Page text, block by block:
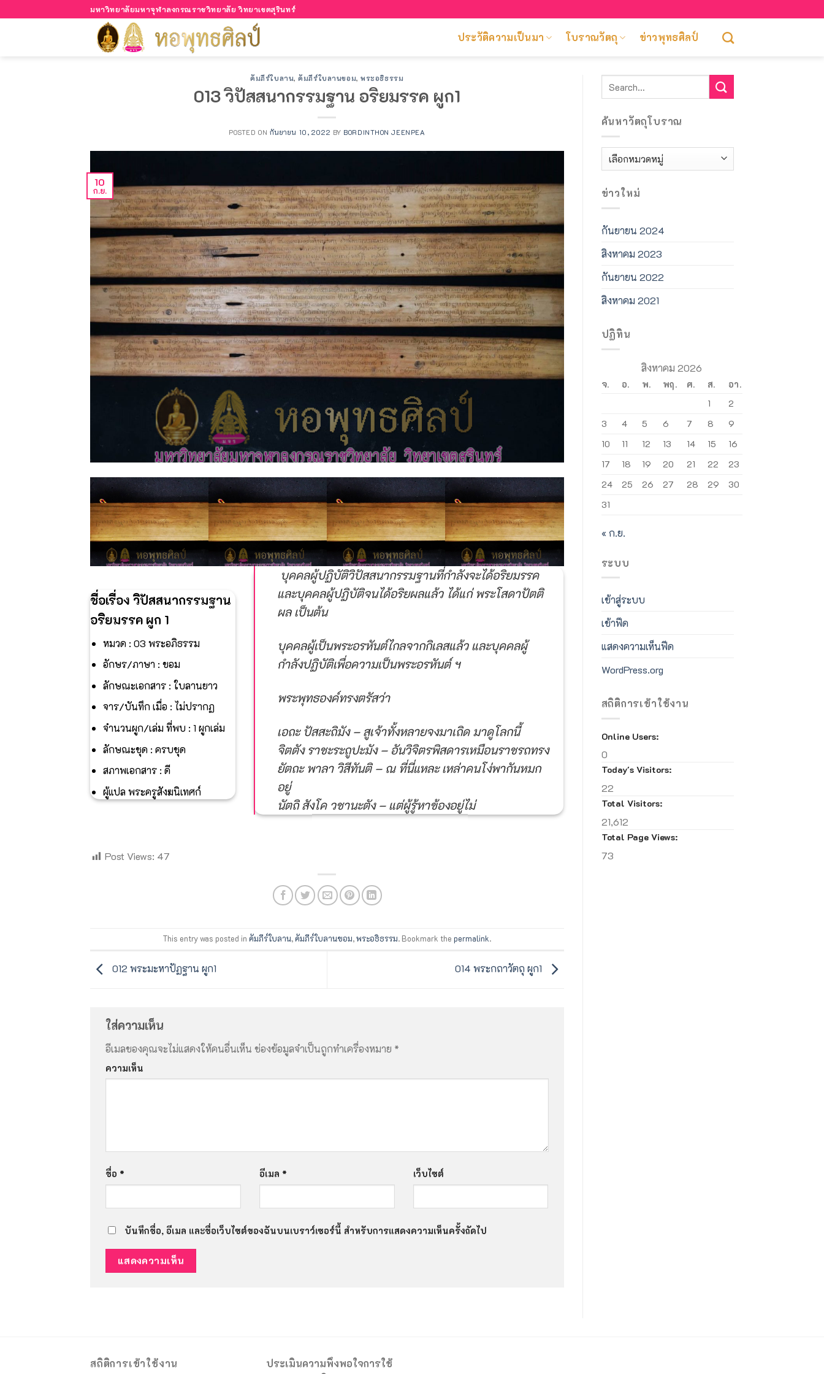
to
มหาวิทยาลัยมหาจุฬาลงกรณราชวิทยาลัย วิทยาเขตสุรินทร์
ประวัติความเป็นมา โบราณวัตถุ ข่าวพุทธศิลป์
คัมภีร์ใบลาน,คัมภีร์ใบลานขอม,พระอธิธรรม
013 วิปัสสนากรรมฐาน อริยมรรค ผูก1
POSTED ON กันยายน 10, 2022 BY BORDINTHON JEENPEA
10
ก.ย.
ชื่อเรื่อง วิปัสสนากรรมฐาน
อริยมรรค ผูก 1
หมวด : 03 พระอภิธรรม
อักษร/ภาษา : ขอม
ลักษณะเอกสาร : ใบลานยาว
จาร/บันทึก เมื่อ : ไม่ปรากฏ
จำนวนผูก/เล่ม ที่พบ : 1 ผูกเล่ม
ลักษณะชุด : ครบชุด
สภาพเอกสาร : ดี
ผู้แปล พระครูสังฆนิเทศก์
บุคคลผู้ปฏิบัติวิปัสสนากรรมฐานที่กำลังจะได้อริยมรรค
และบุคคลผู้ปฏิบัติจนได้อริยผลแล้ว ได้แก่ พระโสดาปัตติ
ผล เป็นต้น
บุคคลผู้เป็นพระอรหันต์ไกลจากกิเลสแล้ว และบุคคลผู้
กำลังปฏิบัติเพื่อความเป็นพระอรหันต์ ฯ
พระพุทธองค์ทรงตรัสว่า
เอถะ ปัสสะถิมัง – สูเจ้าทั้งหลายจงมาเถิด มาดูโลกนี้
จิตตัง ราชะระถูปะมัง – อันวิจิตรพิสดารเหมือนราชรถทรง
ยัตถะ พาลา วิสีทันติ – ณ ที่นี่แหละ เหล่าคนโง่พากันหมก
อยู่
นัตถิ สังโค วชานะตัง – แต่ผู้รู้หาข้องอยู่ไม่
Post Views: 47
This entry was posted inคัมภีร์ใบลาน,คัมภีร์ใบลานขอม,พระอธิธรรม. Bookmark thepermalink.
012 พระมะหาปัฏฐาน ผูก1 014 พระกถาวัตถุ ผูก1
ใส่ความเห็น
อีเมลของคุณจะไม่แสดงให้คนอื่นเห็น ช่องข้อมูลจำเป็นถูกทำเครื่องหมาย *
ความเห็น
ชื่อ * อีเมล * เว็บไซต์
บันทึกชื่อ, อีเมล และชื่อเว็บไซต์ของฉันบนเบราว์เซอร์นี้ สำหรับการแสดงความเห็นครั้งถัดไป
ค้นหาวัตถุโบราณ
ค้นหา
วัตถุ
ข่าวใหม่
กันยายน 2024
สิงหาคม 2023
กันยายน 2022
สิงหาคม 2021
ปฏิทิน
สิงหาคม 2026
จ. อ. พ. พฤ. ศ. ส.
อา.
1
2
3
4 5 6 7 8
9
10
11 12 13 14 15
16
17
18 19 20 21 22
23
24
25 26 27 28 29
30
31
« ก.ย.
ระบบ
เข้าสู่ระบบ
เข้าฟีด
แสดงความเห็นฟีด
WordPress.org
สถิติการเข้าใช้งาน
Online Users:
0
Today's Visitors:
22
Total Visitors:
21,612
Total Page Views:
73
สถิติการเข้าใช้งาน
ประเมินความพึงพอใจการใช้